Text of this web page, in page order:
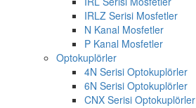
IRLZ Serisi Mosfetler
N Kanal Mosfetler
P Kanal Mosfetler
Optokuplörler
4N Serisi Optokuplörler
6N Serisi Optokuplörler
CNX Serisi Optokuplörler